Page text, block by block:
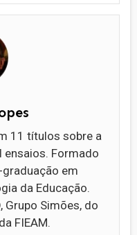
11 títulos sobre a
ensaios. Formado
em
da Educação.
Grupo Simões, do
FIEAM.